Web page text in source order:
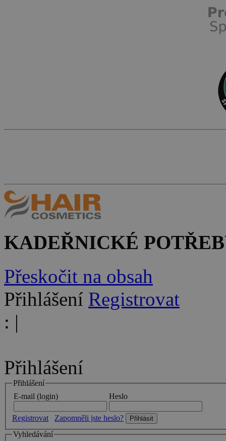
KADEŘNICKÉ
Přeskočit na obsah
Přihlášení Registrovat
: |
Přihlášení
Přihlášení
E-mail (login)
Heslo
Registrovat
Zapomněli jste heslo?
Vyhledávání